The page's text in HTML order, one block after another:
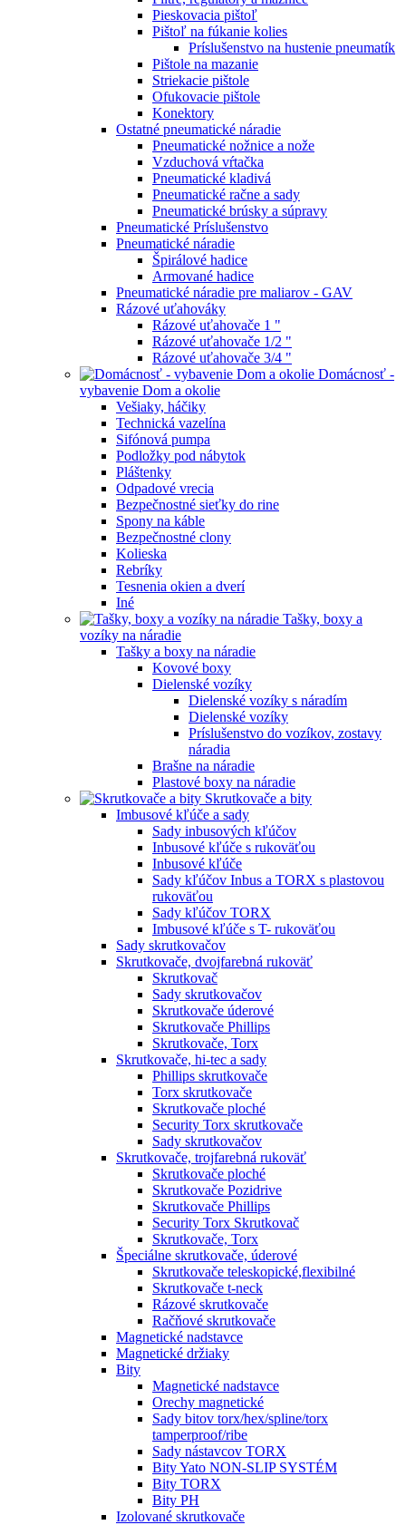
Pieskovacia pištoľ
Pištoľ na fúkanie kolies
Príslušenstvo na hustenie pneumatík
Pištole na mazanie
Striekacie pištole
Ofukovacie pištole
Konektory
Ostatné pneumatické náradie
Pneumatické nožnice a nože
Vzduchová vŕtačka
Pneumatické kladivá
Pneumatické račne a sady
Pneumatické brúsky a súpravy
Pneumatické Príslušenstvo
Pneumatické náradie
Špirálové hadice
Armované hadice
Pneumatické náradie pre maliarov - GAV
Rázové uťahováky
Rázové uťahovače 1 "
Rázové uťahovače 1/2 "
Rázové uťahovače 3/4 "
Domácnosť -
vybavenie Dom a okolie
Vešiaky, háčiky
Technická vazelína
Sifónová pumpa
Podložky pod nábytok
Pláštenky
Odpadové vrecia
Bezpečnostné sieťky do rine
Spony na káble
Bezpečnostné clony
Kolieska
Rebríky
Tesnenia okien a dverí
Iné
Tašky, boxy a
vozíky na náradie
Tašky a boxy na náradie
Kovové boxy
Dielenské vozíky
Dielenské vozíky s náradím
Dielenské vozíky
Príslušenstvo do vozíkov, zostavy
náradia
Brašne na náradie
Plastové boxy na náradie
Skrutkovače a bity
Imbusové kľúče a sady
Sady inbusových kľúčov
Inbusové kľúče s rukoväťou
Inbusové kľúče
Sady kľúčov Inbus a TORX s plastovou
rukoväťou
Sady kľúčov TORX
Imbusové kľúče s T- rukoväťou
Sady skrutkovačov
Skrutkovače, dvojfarebná rukoväť
Skrutkovač
Sady skrutkovačov
Skrutkovače úderové
Skrutkovače Phillips
Skrutkovače, Torx
Skrutkovače, hi-tec a sady
Phillips skrutkovače
Torx skrutkovače
Skrutkovače ploché
Security Torx skrutkovače
Sady skrutkovačov
Skrutkovače, trojfarebná rukoväť
Skrutkovače ploché
Skrutkovače Pozidrive
Skrutkovače Phillips
Security Torx Skrutkovač
Skrutkovače, Torx
Špeciálne skrutkovače, úderové
Skrutkovače teleskopické,flexibilné
Skrutkovače t-neck
Rázové skrutkovače
Račňové skrutkovače
Magnetické nadstavce
Magnetické držiaky
Bity
Magnetické nadstavce
Orechy magnetické
Sady bitov torx/hex/spline/torx
tamperproof/ribe
Sady nástavcov TORX
Bity Yato NON-SLIP SYSTÉM
Bity TORX
Bity PH
Izolované skrutkovače